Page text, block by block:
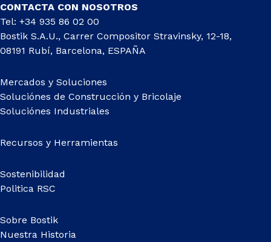
CONTACTA CON NOSOTROS
Tel: +34 935 86 02 00
Bostik S.A.U., Carrer Compositor Stravinsky, 12-18,
08191 Rubí, Barcelona, ESPAÑA
Mercados y Soluciones
Soluciónes de Construcción y Bricolaje
Soluciónes Industriales
Recursos y Herramientas
Sostenibilidad
Politica RSC
Sobre Bostik
Nuestra Historia